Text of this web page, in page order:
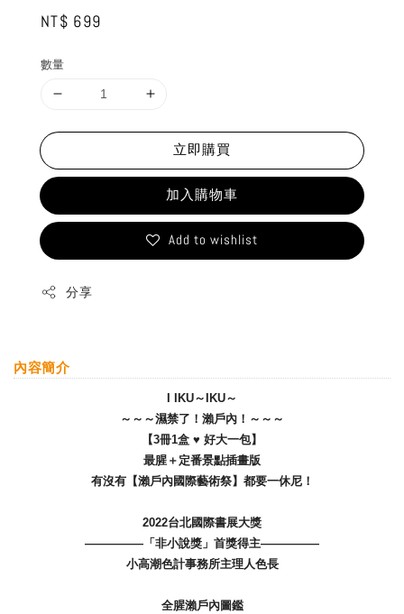
Regular
NT$ 699
數量
立即購買
加入購物車
Add to wishlist
分享
內容簡介
I IKU～IKU～
～～～濕禁了！瀨戶內！～～～
【3冊1盒 ♥ 好大一包】
最腥＋定番景點插畫版
有沒有【瀨戶內國際藝術祭】都要一休尼！
2022台北國際書展大獎
—————「非小說獎」首獎得主—————
小高潮色計事務所主理人色長
全腥瀨戶內圖鑑